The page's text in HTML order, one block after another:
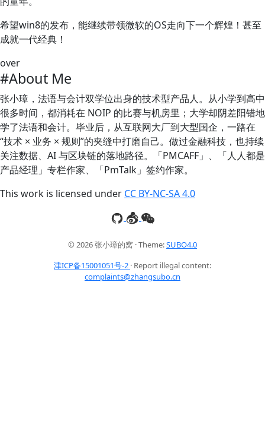
希望win8的发布，能继续带领微软的OS走向下一个辉煌！甚至
成就一代经典！
over
#About Me
张小璋，法语与会计双学位出身的技术型产品人。从小学到高中
很多时间，都消耗在 NOIP 的比赛与机房里；大学却阴差阳错地
学了法语和会计。毕业后，从互联网大厂到大型国企，一路在
“技术 × 业务 × 规则”的夹缝中打磨自己。做过金融科技，也持续
关注数据、AI 与区块链的落地路径。「PMCAFF」、「人人都是
产品经理」专栏作家、「PmTalk」签约作家。
This work is licensed under CC BY-NC-SA 4.0
© 2026 张小璋的窝 · Theme:SUBO4.0
津ICP备15001051号-2 · Report illegal content:
complaints@zhangsubo.cn